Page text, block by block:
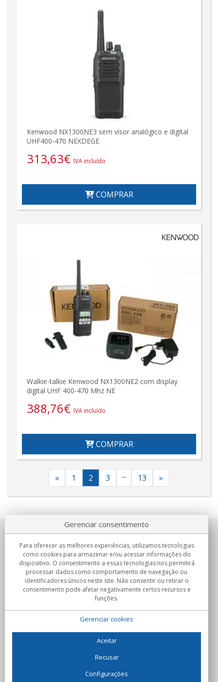
Kenwood NX1300NE3 sem visor analógico e digital
UHF400-470 NEXDEGE
313,63€ IVA incluído
COMPRAR
Walkie-talkie Kenwood NX1300NE2 com display
digital UHF 400-470 Mhz NE
388,76€ IVA incluído
COMPRAR
« 1 2 3 ... 13 »
Sobre nosotros
Compromissos
Compras
C/Flassaders, 13, Nave 6, 08130 Santa Perpètua de Mogoda
Gerenciar consentimento
Para oferecer as melhores experiências, utilizamos tecnologias
como cookies para armazenar e/ou acessar informações do
dispositivo. O consentimento a essas tecnologias nos permitirá
processar dados como comportamento de navegação ou
identificadores únicos neste site. Não consentir ou retirar o
consentimento pode afetar negativamente certos recursos e
funções.
Gerenciar cookies
Aceitar
Recusar
Configurações